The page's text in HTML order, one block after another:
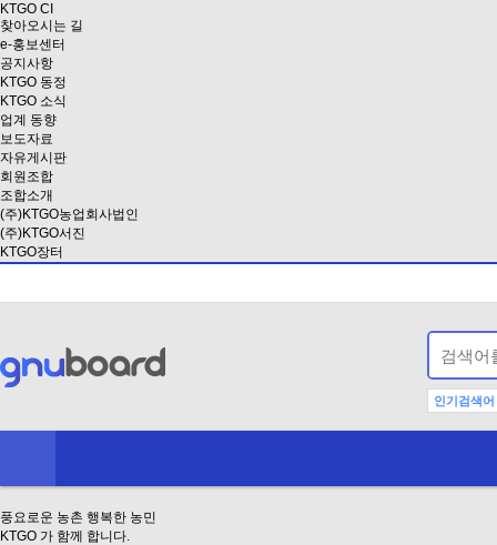
KTGO CI
찾아오시는 길
e-홍보센터
공지사항
KTGO 동정
KTGO 소식
업계 동향
보도자료
자유게시판
회원조합
조합소개
(주)KTGO농업회사법인
(주)KTGO서진
KTGO장터
인기검색어
풍요로운 농촌 행복한 농민
KTGO 가 함께 합니다.